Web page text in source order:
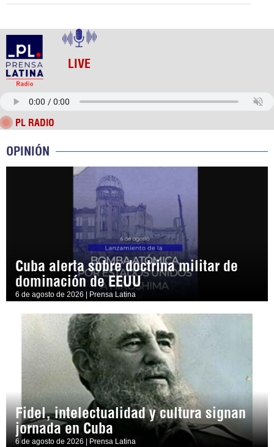
LIVE
PL RADIO
OPINIÓN
Cuba alerta sobre doctrina militar de
dominación de EEUU
6 de agosto de 2026 | Prensa Latina
Fidel, intelectualidad y cultura signan
jornada en Cuba
6 de agosto de 2026 | Prensa Latina